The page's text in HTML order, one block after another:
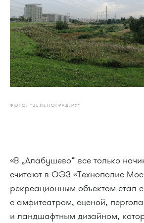
ФОТО: "ЗЕЛЕНОГРАД.РУ"
«В „Алабушево“ все только
считают в ОЭЗ «Технополис
рекреационным объектом стал
с амфитеатром, сценой,
и ландшафтным дизайном,